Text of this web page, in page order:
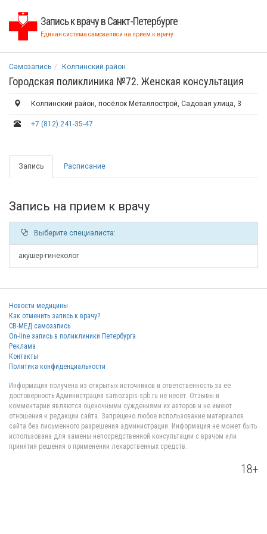
Запись к врачу в Санкт-Петербурге
Единая система самозаписи на прием к врачу
Самозапись Колпинский район
Городская поликлиника №72. Женская консультация
Колпинский район, посёлок Металлострой, Садовая улица, 3
+7 (812) 241-35-47
Запись Расписание
Запись на прием к врачу
Выберите специалиста:
акушер-гинеколог
Новости медицины
Как отменить запись к врачу?
СВ-МЕД самозапись
On-line запись в поликлиники Петербурга
Реклама
Контакты
Политика конфиденциальности
Информация получена из открытых источников и ответственность за её
достоверность Администрация samozapis-spb.ru не несёт. Отзывы и
комментарии являются оценочными суждениями их авторов и не имеют
отношения к редакции сайта. Запрещено любое использование материалов
сайта без письменного разрешения администрации. Информация не может быть
использована для замены непосредственной консультации с врачом или
принятия решения о применении лекарственных средств.
18+